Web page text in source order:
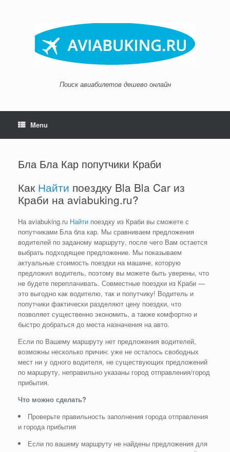
Поиск авиабилетов дешево онлайн
Menu
Бла Бла Кар попутчики Краби
Как Найти поездку Bla Bla Car из
Краби на aviabuking.ru?
На aviabuking.ru Найти поездку из Краби вы сможете с
попутчиками Бла бла кар. Мы сравниваем предложения
водителей по заданому маршруту, после чего Вам остается
выбрать подходящее предложение. Мы показываем
актуальные стоимость поездки на машине, которую
предложил водитель, поэтому вы можете быть уверены, что
не будете переплачивать. Совместные поездки из Краби —
это выгодно как водителю, так и попутчику! Водитель и
попутчики фактически разделяют цену поездки, что
позволяет существенно экономить, а также комфортно и
быстро добраться до места назначения на авто.
Если по Вашему маршруту нет предложения водителей,
возможны несколько причин: уже не осталось свободных
мест ни у одного водителя, не существующих предложений
по маршруту, неправильно указаны город отправления/город
прибытия.
Что можно сделать?
Проверьте правильность заполнения города отправления
и города прибытия
Если по вашему маршруту не найдены предложения для